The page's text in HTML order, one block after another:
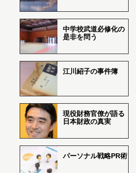
中学校武道必修化の
是非を問う
江川紹子の事件簿
現役財務官僚が語る
日本財政の真実
パーソナル戦略PR術